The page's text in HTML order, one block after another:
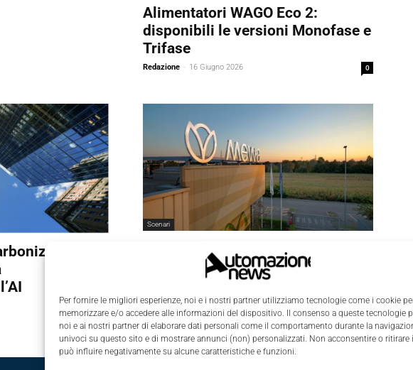
Per fornire le migliori esperienze, noi e i nostri partner utilizziamo tecnologie come i cookie
memorizzare e/o accedere alle informazioni del dispositivo. Il consenso a queste tecnologie
noi e ai nostri partner di elaborare dati personali come il comportamento durante la
univoci su questo sito e di mostrare annunci (non) personalizzati. Non acconsentire o ritirare
può influire negativamente su alcune caratteristiche e funzioni.
Alimentatori WAGO Eco 2:
disponibili le versioni Monofase e
Trifase
Redazione - 16 Giugno 2026 0
0
Scenari
Cambio ai vertici del Gruppo
Mewa: Christian Funk nuovo
presidente del Consiglio di
amministrazione
Redazione 10 Giugno 2026 0